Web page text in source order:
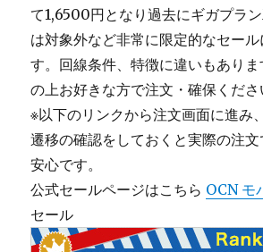
て1,6500円となり過去にギガプラ
は対象外など非常に限定的なセール
す。回線条件、特徴に違いもあり
の上お好きな方で注文・確保くださ
※以下のリンクから注文画面に進み
遷移の確認をしておくと実際の注
安心です。
公式セールページはこちら OCN モ
セール